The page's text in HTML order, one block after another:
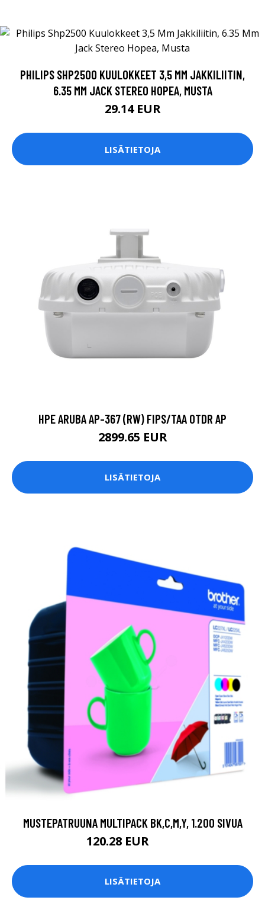
PHILIPS SHP2500 KUULOKKEET 3,5 MM JAKKILIITIN,
6.35 MM JACK STEREO HOPEA, MUSTA
29.14 EUR
LISÄTIETOJA
HPE ARUBA AP-367 (RW) FIPS/TAA OTDR AP
2899.65 EUR
LISÄTIETOJA
MUSTEPATRUUNA MULTIPACK BK,C,M,Y, 1.200 SIVUA
120.28 EUR
LISÄTIETOJA